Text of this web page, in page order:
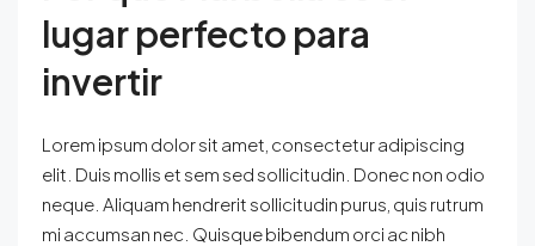
lugar perfecto para
invertir
Lorem ipsum dolor sit amet, consectetur adipiscing
elit. Duis mollis et sem sed sollicitudin. Donec non odio
neque. Aliquam hendrerit sollicitudin purus, quis rutrum
mi accumsan nec. Quisque bibendum orci ac nibh